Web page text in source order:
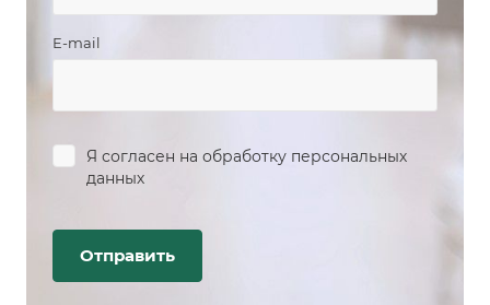
E-mail
Я согласен на обработку персональных
данных